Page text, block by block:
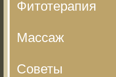
Фитотерапия
Массаж
Советы